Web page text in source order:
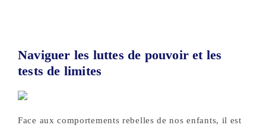
Naviguer les luttes de pouvoir et les
tests de limites
Face aux comportements rebelles de nos enfants, il est